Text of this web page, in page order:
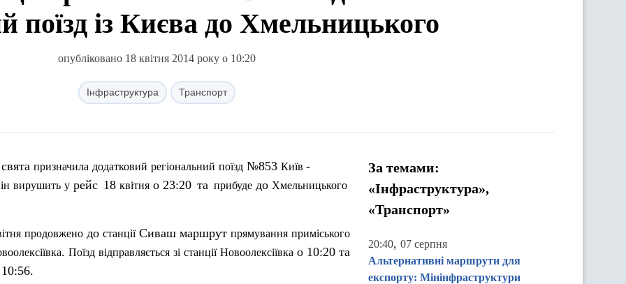
поїзд із Києва до Хмельницького
опубліковано 18 квітня 2014 року о 10:20
Інфраструктура Транспорт
призначила додатковий регіональний поїзд №853 Київ -
вирушить у рейс 18 квітня о 23:20 та прибуде до Хмельницького
продовжено до станціїСиваш маршрут прямування приміського
. Поїзд відправляється зі станції Новоолексіївка о 10:20 та
За темами:
«Інфраструктура»,
«Транспорт»
20:40, 07 серпня
Альтернативні маршрути для
експорту: Мінінфраструктури